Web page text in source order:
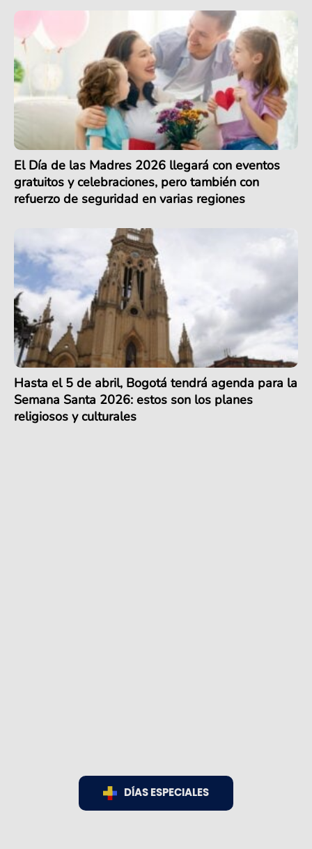
El Día de las Madres 2026 llegará con eventos
gratuitos y celebraciones, pero también con
refuerzo de seguridad en varias regiones
Hasta el 5 de abril, Bogotá tendrá agenda para la
Semana Santa 2026: estos son los planes
religiosos y culturales
DÍAS ESPECIALES